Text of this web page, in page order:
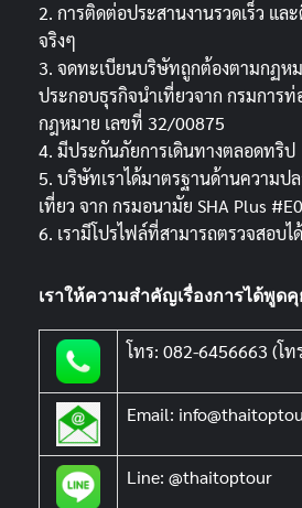
2. การติดต่อประสานงานรวดเร็ว แล
จริงๆ
3. จดทะเบียนบริษัทถูกต้องตามกฏห
ประกอบธุรกิจนำเที่ยวจาก กรมการท่
กฎหมาย เลขที่ 32/00875
4. มีประกันภัยการเดินทางตลอดทริป
5. บริษัทเราได้มาตรฐานด้านความป
เที่ยว จาก กรมอนามัย SHA Plus
6. เรามีโปรไฟล์ที่สามารถตรวจสอบไ
เราให้ความสำคัญเรื่องการได้พูด
โทร: 082-6456663 (โท
Email:
Line: @thaitoptour